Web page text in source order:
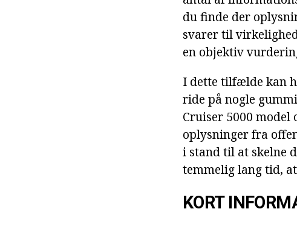
du finde der
svarer til
en objektiv
I dette tilfælde kan
ride på nogle
Cruiser 5000
oplysninger fra
i stand til at skelne
temmelig lang tid,
KORT